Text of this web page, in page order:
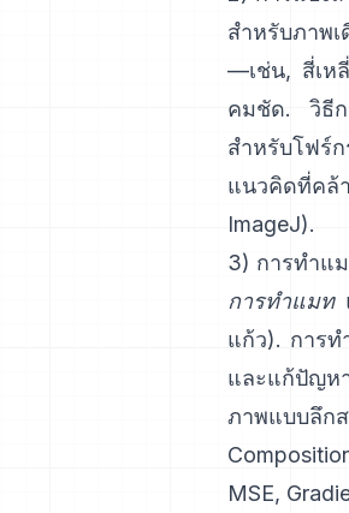
สำหรับภาพ
—เช่น, สี่เห
คมชัด. วิธีก
สำหรับโฟร์
แนวคิดที่ค
ImageJ).
3) การทำแ
การทำแมท
แก้ว). การ
และแก้ปัญห
ภาพแบบลึก
MSE,